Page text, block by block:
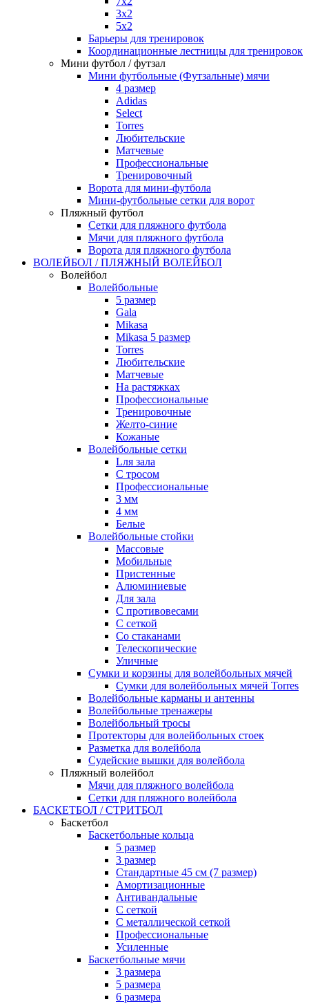
3х2
5х2
Барьеры для тренировок
Координационные лестницы для тренировок
Мини футбол / футзал
Мини футбольные (Футзальные) мячи
4 размер
Adidas
Select
Torres
Любительские
Матчевые
Профессиональные
Тренировочный
Ворота для мини-футбола
Мини-футбольные сетки для ворот
Пляжный футбол
Сетки для пляжного футбола
Мячи для пляжного футбола
Ворота для пляжного футбола
ВОЛЕЙБОЛ / ПЛЯЖНЫЙ ВОЛЕЙБОЛ
Волейбол
Волейбольные
5 размер
Gala
Mikasa
Mikasa 5 размер
Torres
Любительские
Матчевые
На растяжках
Профессиональные
Тренировочные
Желто-синие
Кожаные
Волейбольные сетки
Lля зала
C тросом
Профессиональные
3 мм
4 мм
Белые
Волейбольные стойки
Массовые
Мобильные
Пристенные
Алюминиевые
Для зала
С противовесами
С сеткой
Со стаканами
Телескопические
Уличные
Сумки и корзины для волейбольных мячей
Сумки для волейбольных мячей Torres
Волейбольные карманы и антенны
Волейбольные тренажеры
Волейбольный тросы
Протекторы для волейбольных стоек
Разметка для волейбола
Судейские вышки для волейбола
Пляжный волейбол
Мячи для пляжного волейбола
Сетки для пляжного волейбола
БАСКЕТБОЛ / СТРИТБОЛ
Баскетбол
Баскетбольные кольца
5 размер
3 размер
Стандартные 45 см (7 размер)
Амортизационные
Антивандальные
С сеткой
С металлической сеткой
Профессиональные
Усиленные
Баскетбольные мячи
3 размера
5 размера
6 размера